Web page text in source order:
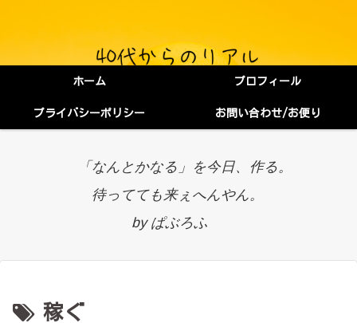
ホーム プロフィール
プライバシーポリシー お問い合わせ/お便り
「なんとかなる」を今日、作る。
待ってても来ぇへんやん。
by ぱぶろふ
稼ぐ